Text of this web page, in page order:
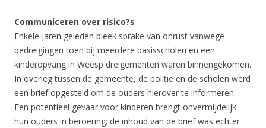
Communiceren over risico?s
Enkele jaren geleden bleek sprake van onrust vanwege
bedreigingen toen bij meerdere basisscholen en een
kinderopvang in Weesp dreigementen waren binnengekomen.
In overleg tussen de gemeente, de politie en de scholen werd
een brief opgesteld om de ouders hierover te informeren.
Een potentieel gevaar voor kinderen brengt onvermijdelijk
hun ouders in beroering; de inhoud van de brief was echter